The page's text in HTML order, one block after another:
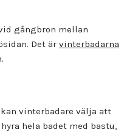
gångbron mellan
Det är vinterbadarna
kan vinterbadare välja att
hela badet med bastu,